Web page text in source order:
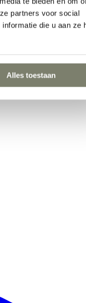
partners voor social
die u aan ze
Alles toestaan